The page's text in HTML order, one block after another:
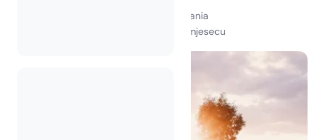
8G3C+5RV, Arapaj, Durrës 2001, Albania
pregleda u posljednjem mjesecu